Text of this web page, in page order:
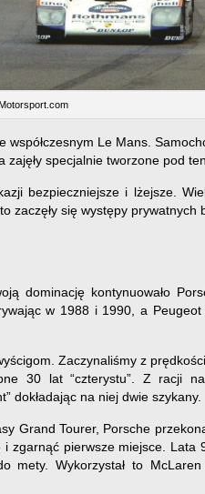
współczesnym Le Mans.
specjalnie tworzone pod
bezpieczniejsze i lżejsze.
się występy prywatnych
dominację kontynuowało
w 1988 i 1990, a
Zaczynaliśmy z
30 lat “czterystu”. Z racji
dokładając na niej dwie szykany.
Grand Tourer, Porsche
zgarnąć pierwsze miejsce. Lata
mety. Wykorzystał to